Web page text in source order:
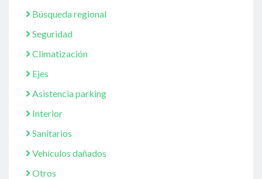
Búsqueda regional
Seguridad
Climatización
Ejes
Asistencia parking
Interior
Sanitarios
Vehículos dañados
Otros